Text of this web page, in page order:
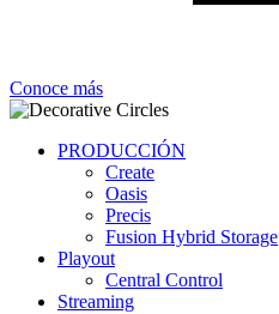
Conoce más
PRODUCCIÓN
Create
Oasis
Precis
Fusion Hybrid Storage
Playout
Central Control
Streaming